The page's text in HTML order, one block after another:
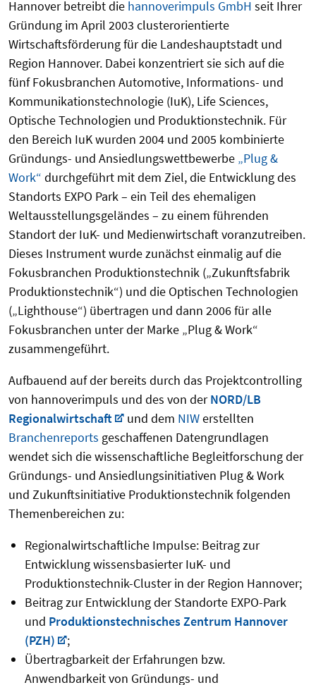
Hannover betreibt die hannoverimpuls GmbH seit Ihrer
Gründung im April 2003 clusterorientierte
Wirtschaftsförderung für die Landeshauptstadt und
Region Hannover. Dabei konzentriert sie sich auf die
fünf Fokusbranchen Automotive, Informations- und
Kommunikationstechnologie (IuK), Life Sciences,
Optische Technologien und Produktionstechnik. Für
den Bereich IuK wurden 2004 und 2005 kombinierte
Gründungs- und Ansiedlungswettbewerbe „Plug &
Work“ durchgeführt mit dem Ziel, die Entwicklung des
Standorts EXPO Park – ein Teil des ehemaligen
Weltausstellungsgeländes – zu einem führenden
Standort der IuK- und Medienwirtschaft voranzutreiben.
Dieses Instrument wurde zunächst einmalig auf die
Fokusbranchen Produktionstechnik („Zukunftsfabrik
Produktionstechnik“) und die Optischen Technologien
(„Lighthouse“) übertragen und dann 2006 für alle
Fokusbranchen unter der Marke „Plug & Work“
zusammengeführt.
Aufbauend auf der bereits durch das Projektcontrolling
von hannoverimpuls und des von derNORD/LB
Regionalwirtschaft
und dem NIWerstellten
Branchenreports geschaffenen Datengrundlagen
wendet sich die wissenschaftliche Begleitforschung der
Gründungs- und Ansiedlungsinitiativen Plug & Work
und Zukunftsinitiative Produktionstechnik folgenden
Themenbereichen zu:
Regionalwirtschaftliche Impulse: Beitrag zur
Entwicklung wissensbasierter IuK- und
Produktionstechnik-Cluster in der Region Hannover;
Beitrag zur Entwicklung der Standorte EXPO-Park
und Produktionstechnisches Zentrum Hannover
(PZH)
;
Übertragbarkeit der Erfahrungen bzw.
Anwendbarkeit von Gründungs- und